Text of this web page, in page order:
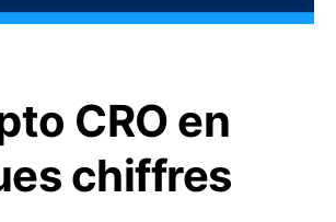
CRO en
chiffres